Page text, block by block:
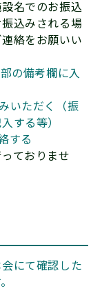
名でのお振込
込みされる場
絡をお願いい
の備考欄に入
いただく（振
する等）
する
ておりませ
にて確認した